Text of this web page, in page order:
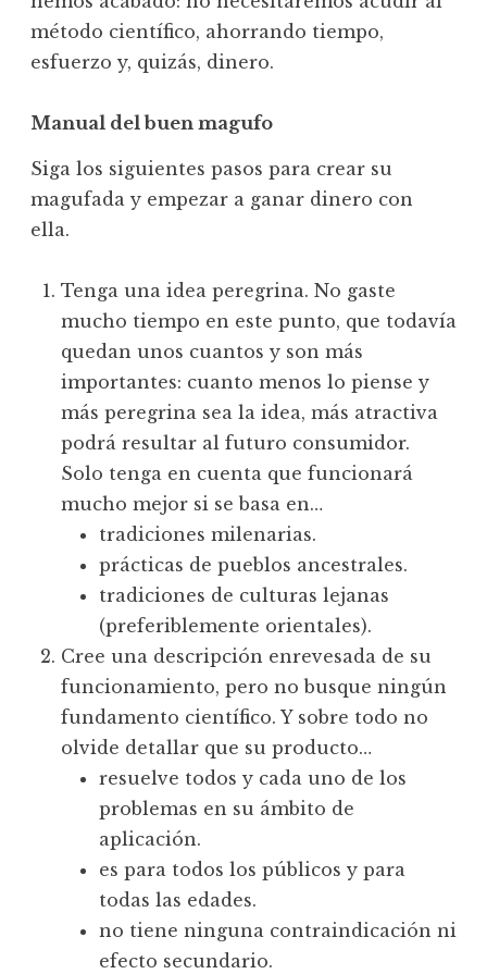
método científico, ahorrando tiempo,
esfuerzo y, quizás, dinero.
Manual del buen magufo
Siga los siguientes pasos para crear su
magufada y empezar a ganar dinero con
ella.
Tenga una idea peregrina. No gaste
mucho tiempo en este punto, que todavía
quedan unos cuantos y son más
importantes: cuanto menos lo piense y
más peregrina sea la idea, más atractiva
podrá resultar al futuro consumidor.
Solo tenga en cuenta que funcionará
mucho mejor si se basa en…
tradiciones milenarias.
prácticas de pueblos ancestrales.
tradiciones de culturas lejanas
(preferiblemente orientales).
Cree una descripción enrevesada de su
funcionamiento, pero no busque ningún
fundamento científico. Y sobre todo no
olvide detallar que su producto…
resuelve todos y cada uno de los
problemas en su ámbito de
aplicación.
es para todos los públicos y para
todas las edades.
no tiene ninguna contraindicación ni
efecto secundario.